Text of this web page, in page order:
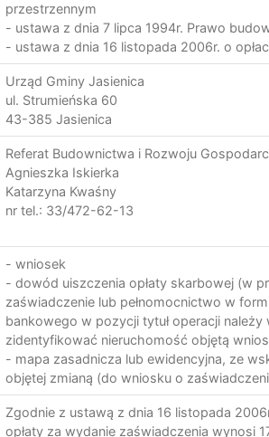
przestrzennym
- ustawa z dnia 7 lipca 1994r. Prawo
- ustawa z dnia 16 listopada 2006r. o
Urząd Gminy Jasienica
ul. Strumieńska 60
43-385 Jasienica
Referat Budownictwa i Rozwoju
Agnieszka Iskierka
Katarzyna Kwaśny
nr tel.: 33/472-62-13
- wniosek
- dowód uiszczenia opłaty skarbowej (w
zaświadczenie lub pełnomocnictwo w
bankowego w pozycji tytuł operacji
zidentyfikować nieruchomość objętą
- mapa zasadnicza lub ewidencyjna, ze
objętej zmianą (do wniosku o
Zgodnie z ustawą z dnia 16 listopada
opłaty za wydanie zaświadczenia wynosi